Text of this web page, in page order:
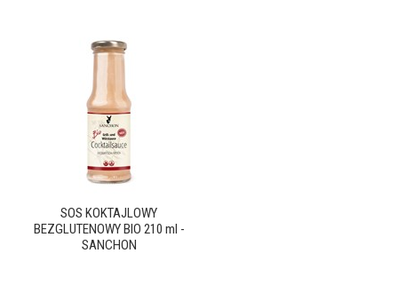
SOS KOKTAJLOWY
BEZGLUTENOWY BIO 210 ml -
SANCHON